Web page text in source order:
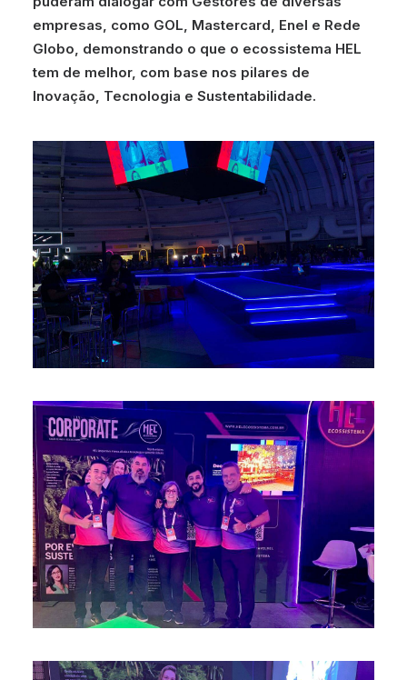
empresas, como GOL, Mastercard, Enel e Rede
Globo, demonstrando o que o ecossistema HEL
tem de melhor, com base nos pilares de
Inovação, Tecnologia e Sustentabilidade.